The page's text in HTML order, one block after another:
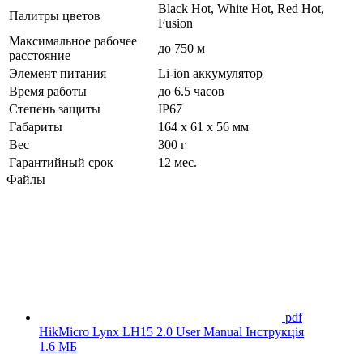
Палитры цветов
Black Hot, White Hot, Red Hot,
Fusion
Максимальное рабочее
расстояние
до 750 м
Элемент питания
Lі-іon аккумулятор
Время работы
до 6.5 часов
Степень защиты
IP67
Габариты
164 х 61 х 56 мм
Вес
300 г
Гарантийный срок
12 мес.
Файлы
pdf
HikMicro Lynx LH15 2.0 User Manual Інструкція
1.6 МБ